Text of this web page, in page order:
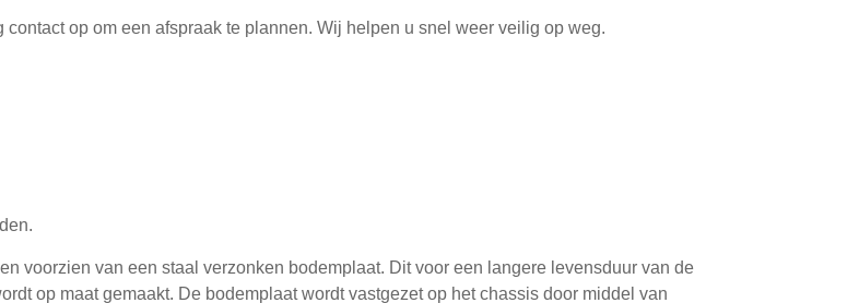
op om een afspraak te plannen. Wij helpen u snel weer veilig op weg.
voorzien van een staal verzonken bodemplaat. Dit voor een langere levensduur van de
op maat gemaakt. De bodemplaat wordt vastgezet op het chassis door middel van